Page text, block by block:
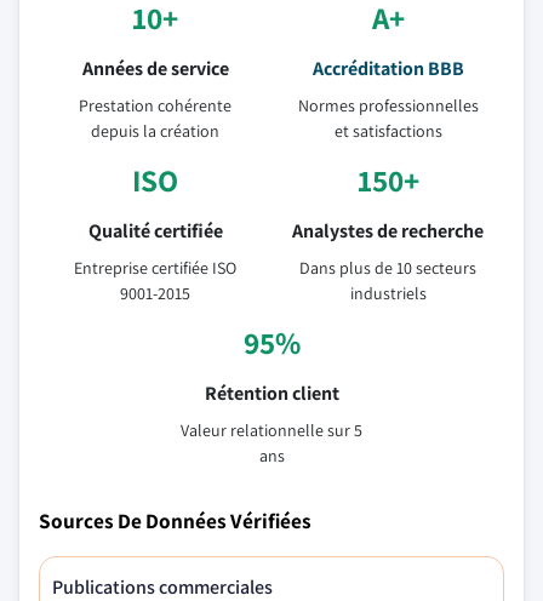
10+
Années de service
Prestation cohérente
depuis la création
A+
Accréditation BBB
Normes professionnelles
et satisfactions
ISO
Qualité certifiée
Entreprise certifiée ISO
9001-2015
150+
Analystes de recherche
Dans plus de 10 secteurs
industriels
95%
Rétention client
Valeur relationnelle sur 5
ans
Sources De Données Vérifiées
Publications commerciales